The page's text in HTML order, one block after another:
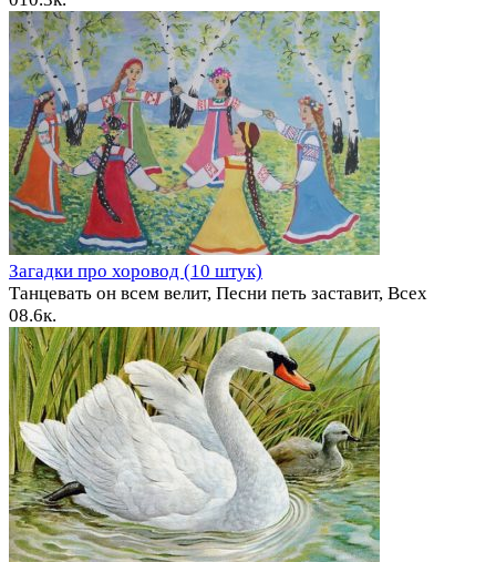
Загадки про хоровод (10 штук)
Танцевать он всем велит, Песни петь заставит, Всех
08.6к.